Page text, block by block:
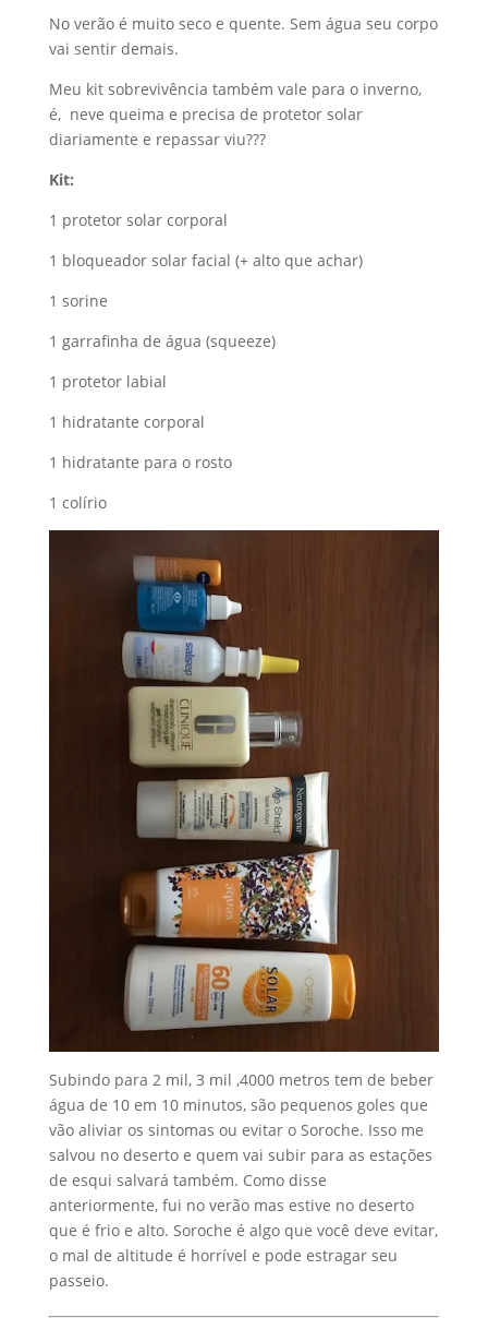
No verão é muito seco e quente. Sem água seu corpo
vai sentir demais.
Meu kit sobrevivência também vale para o inverno,
é, neve queima e precisa de protetor solar
diariamente e repassar viu???
Kit:
1 protetor solar corporal
1 bloqueador solar facial (+ alto que achar)
1 sorine
1 garrafinha de água (squeeze)
1 protetor labial
1 hidratante corporal
1 hidratante para o rosto
1 colírio
Subindo para 2 mil, 3 mil ,4000 metros tem de beber
água de 10 em 10 minutos, são pequenos goles que
vão aliviar os sintomas ou evitar o Soroche. Isso me
salvou no deserto e quem vai subir para as estações
de esqui salvará também. Como disse
anteriormente, fui no verão mas estive no deserto
que é frio e alto. Soroche é algo que você deve evitar,
o mal de altitude é horrível e pode estragar seu
passeio.